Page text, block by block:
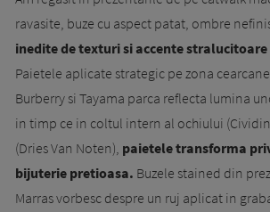
ravasite, buze cu aspect patat, ombre
inedite de texturi si accente stralucitoare
Paietele aplicate strategic pe zona
Burberry si Tayama parca reflecta lumina
in timp ce in coltul intern al ochiului
(Dries Van Noten), paietele transforma
bijuterie pretioasa. Buzele stained din
Marras vorbesc despre un ruj aplicat in